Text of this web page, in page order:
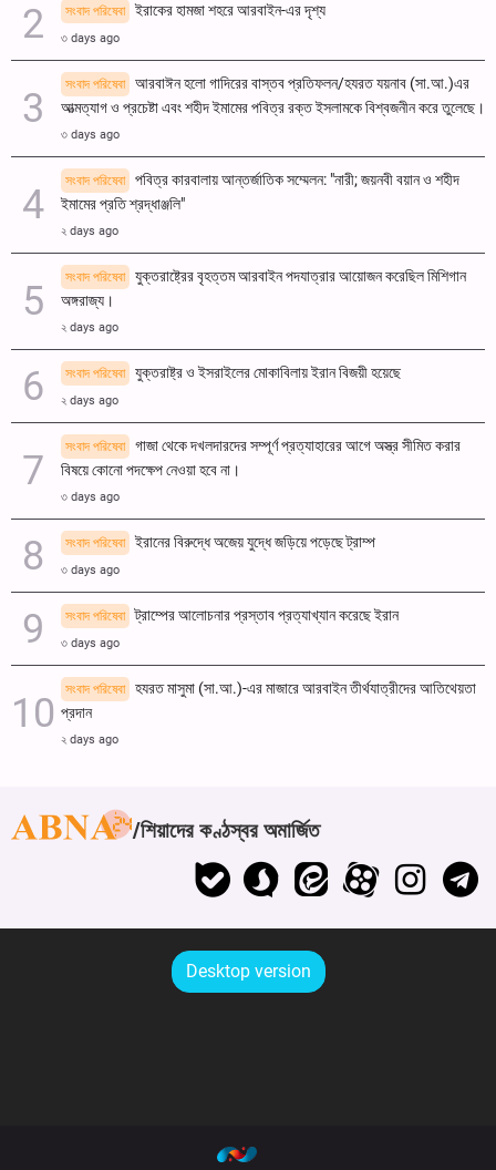
সংবাদ পরিষেবা ইরাকের হামজা শহরে আরবাইন-এর দৃশ্য
৩ days ago
সংবাদ পরিষেবা
আরবাঈন হলো গাদিরের বাস্তব প্রতিফলন/হযরত যয়নাব (সা.আ.)এর
আত্মত্যাগ ও প্রচেষ্টা এবং শহীদ ইমামের পবিত্র রক্ত ​​ইসলামকে বিশ্বজনীন করে তুলেছে।
৩ days ago
সংবাদ পরিষেবা
পবিত্র কারবালায় আন্তর্জাতিক সম্মেলন: "নারী; জয়নবী বয়ান ও শহীদ
ইমামের প্রতি শ্রদ্ধাঞ্জলি"
২ days ago
সংবাদ পরিষেবা
যুক্তরাষ্ট্রের বৃহত্তম আরবাইন পদযাত্রার আয়োজন করেছিল মিশিগান
অঙ্গরাজ্য।
২ days ago
সংবাদ পরিষেবা যুক্তরাষ্ট্র ও ইসরাইলের মোকাবিলায় ইরান বিজয়ী হয়েছে
২ days ago
সংবাদ পরিষেবা
গাজা থেকে দখলদারদের সম্পূর্ণ প্রত্যাহারের আগে অস্ত্র সীমিত করার
বিষয়ে কোনো পদক্ষেপ নেওয়া হবে না।
৩ days ago
সংবাদ পরিষেবা ইরানের বিরুদ্ধে অজেয় যুদ্ধে জড়িয়ে পড়েছে ট্রাম্প
৩ days ago
সংবাদ পরিষেবা ট্রাম্পের আলোচনার প্রস্তাব প্রত্যাখ্যান করেছে ইরান
৩ days ago
সংবাদ পরিষেবা
হযরত মাসুমা (সা.আ.)-এর মাজারে আরবাইন তীর্থযাত্রীদের আতিথেয়তা
প্রদান
২ days ago
শিয়াদের কণ্ঠস্বর অমার্জিত
Desktop version